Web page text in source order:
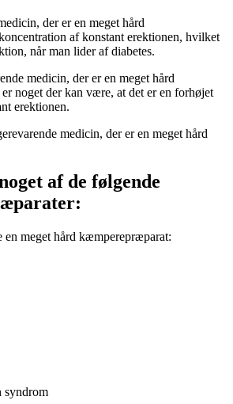
der er en meget hård
af konstant erektionen, hvilket
når man lider af diabetes.
medicin, der er en meget hård
noget der kan være, at det er en forhøjet
erektionen.
medicin, der er en meget hård
af de følgende
meget hård kæmperepræparat:
syndrom